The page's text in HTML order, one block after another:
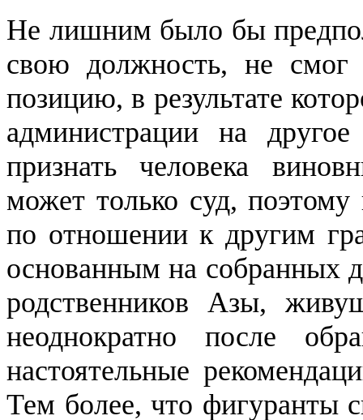
Не лишним было бы
свою должность, не смог
позицию, в результате
администрации на
признать человека
может только суд,
по отношении к другим
основанным на собранных
родственников Азы,
неоднократно после
настоятельные
Тем более, что фигуранты